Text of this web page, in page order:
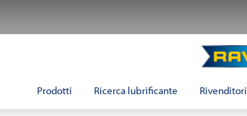
Ravenol
Prodotti
Ricerca lubrificante Rivenditori